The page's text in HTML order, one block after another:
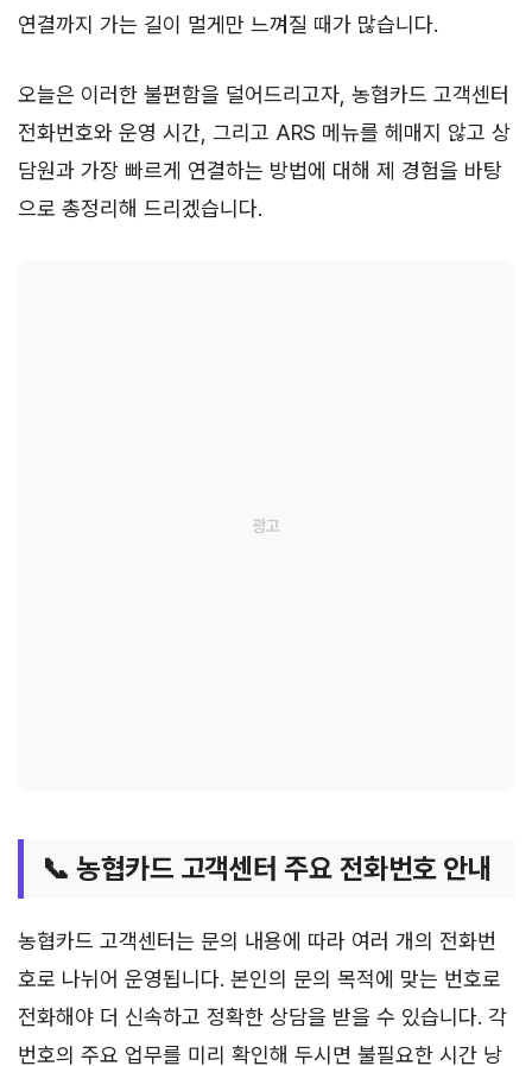
연결까지 가는 길이 멀게만 느껴질 때가 많습니다.
오늘은 이러한 불편함을 덜어드리고자, 농협카드 고객센터
전화번호와 운영 시간, 그리고 ARS 메뉴를 헤매지 않고 상
담원과 가장 빠르게 연결하는 방법에 대해 제 경험을 바탕
으로 총정리해 드리겠습니다.
📞 농협카드 고객센터 주요 전화번호 안내
농협카드 고객센터는 문의 내용에 따라 여러 개의 전화번
호로 나뉘어 운영됩니다. 본인의 문의 목적에 맞는 번호로
전화해야 더 신속하고 정확한 상담을 받을 수 있습니다. 각
번호의 주요 업무를 미리 확인해 두시면 불필요한 시간 낭